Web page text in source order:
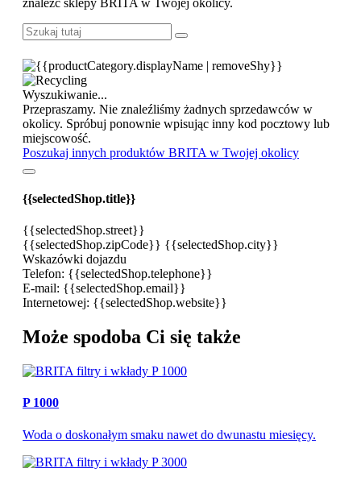
znaleźć sklepy BRITA w Twojej okolicy.
Wyszukiwanie...
Przepraszamy. Nie znaleźliśmy żadnych sprzedawców w
okolicy. Spróbuj ponownie wpisując inny kod pocztowy lub
miejscowość.
Poszukaj innych produktów BRITA w Twojej okolicy
{{selectedShop.title}}
{{selectedShop.street}}
{{selectedShop.zipCode}} {{selectedShop.city}}
Wskazówki dojazdu
Telefon: {{selectedShop.telephone}}
E-mail: {{selectedShop.email}}
Internetowej: {{selectedShop.website}}
Może spodoba Ci się także
P 1000
Woda o doskonałym smaku nawet do dwunastu miesięcy.